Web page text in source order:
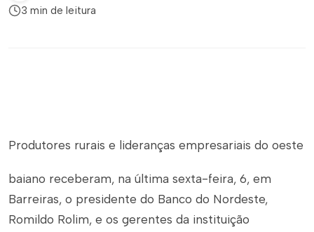
3 min de leitura
Produtores rurais e lideranças empresariais do oeste
baiano receberam, na última sexta-feira, 6, em
Barreiras, o presidente do Banco do Nordeste,
Romildo Rolim, e os gerentes da instituição